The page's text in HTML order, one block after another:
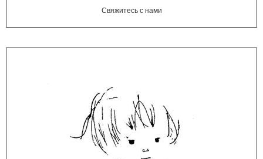
Свяжитесь с нами